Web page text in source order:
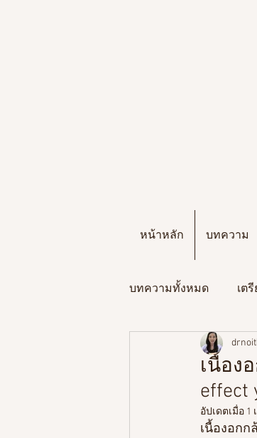
หน้าหลัก บทความ
บทความทั้งหมด เต
พัฒนาการตามช่วง
สูตรอาหารลูกน้อย
เนื้อง
effect
อัปเดตเมื่อ 1
เนื้องอก